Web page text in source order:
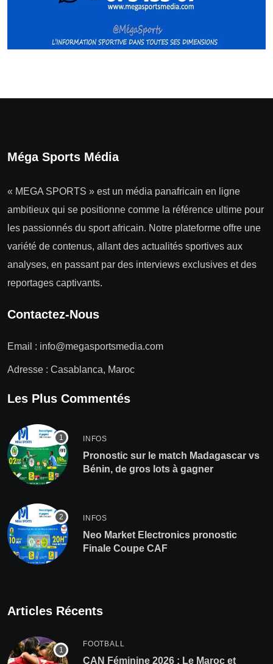
Méga Sports Média
« MEGA SPORTS » est un média panafricain en ligne
ambitieux qui se positionne comme la référence ultime pour
les passionnés du sport africain. Notre plateforme offre une
variété de contenus, allant des actualités sportives aux
analyses, en passant par des interviews exclusives et des
reportages captivants.
Contactez-Nous
Email : info@megasportsmedia.com
Adresse : Casablanca, Maroc
Les Plus Commentés
INFOS
Pronostic sur le match Madagascar vs
Bénin, de gros lots à gagner
INFOS
Neo Market Electronics pronostic
Finale Coupe CAF
Articles Récents
FOOTBALL
CAN Féminine 2026 : Le Maroc et